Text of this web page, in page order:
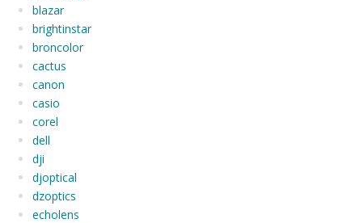
blazar
brightinstar
broncolor
cactus
canon
casio
corel
dell
dji
djoptical
dzoptics
echolens